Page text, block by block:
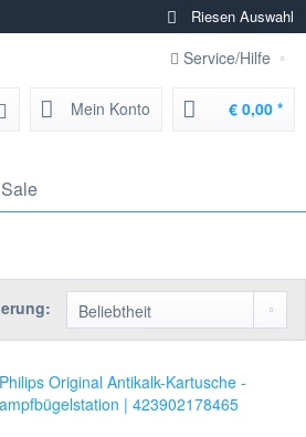
Riesen Auswahl
Service/Hilfe
Mein Konto € 0,00 *
Sale